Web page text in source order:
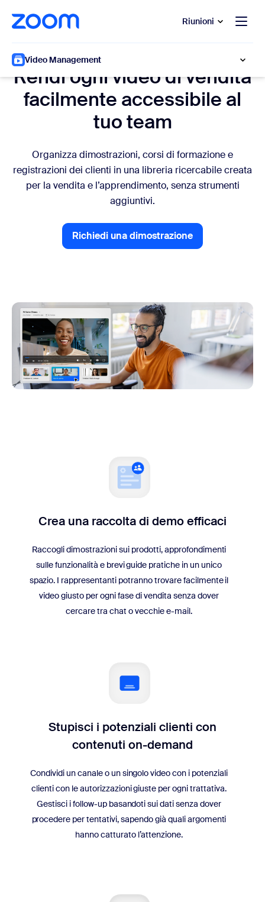
principale
di assistenza Riunioni
Video Management
Rendi ogni video di vendita
facilmente accessibile al
tuo team
Organizza dimostrazioni, corsi di formazione e
registrazioni dei clienti in una libreria ricercabile creata
per la vendita e l’apprendimento, senza strumenti
aggiuntivi.
Richiedi una dimostrazione
Richiedi una dimostrazione
Crea una raccolta di demo efficaci
Raccogli dimostrazioni sui prodotti, approfondimenti
sulle funzionalità e brevi guide pratiche in un unico
spazio. I rappresentanti potranno trovare facilmente il
video giusto per ogni fase di vendita senza dover
cercare tra chat o vecchie e-mail.
Stupisci i potenziali clienti con
contenuti on-demand
Condividi un canale o un singolo video con i potenziali
clienti con le autorizzazioni giuste per ogni trattativa.
Gestisci i follow-up basandoti sui dati senza dover
procedere per tentativi, sapendo già quali argomenti
hanno catturato l’attenzione.